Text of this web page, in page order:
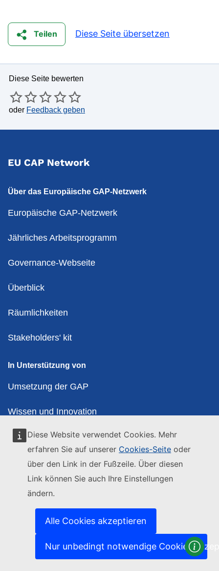
Diese Website verwendet Cookies. Mehr
erfahren Sie auf unserer Cookies-Seite oder
über den Link in der Fußzeile. Über diesen
Link können Sie auch Ihre Einstellungen
ändern.
Alle Cookies akzeptieren
Nur unbedingt notwendige Cookies
Teilen Diese Seite übersetzen
Diese Seite bewerten
oder Feedback geben
EU CAP Network
Über das Europäische GAP-Netzwerk
Europäische GAP-Netzwerk
Jährliches Arbeitsprogramm
Governance-Webseite
Überblick
Räumlichkeiten
Stakeholders' kit
In Unterstützung von
Umsetzung der GAP
Wissen und Innovation
Evaluierung
Kontaktieren Sie uns
Datenschutz
Accessibility statement